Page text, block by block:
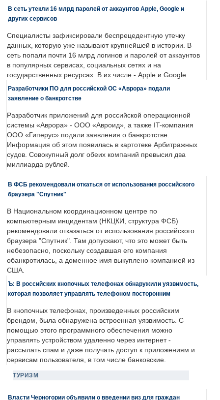
В сеть утекли 16 млрд паролей от аккаунтов Apple, Google и
других сервисов
Специалисты зафиксировали беспрецедентную утечку
данных, которую уже называют крупнейшей в истории. В
сеть попали почти 16 млрд логинов и паролей от аккаунтов
в популярных сервисах, социальных сетях и на
государственных ресурсах. В их числе - Apple и Google.
Разработчики ПО для российской ОС «Аврора» подали
заявление о банкротстве
Разработчик приложений для российской операционной
системы «Аврора» - ООО «Авроид», а также IT-компания
ООО «Гиперус» подали заявления о банкротстве.
Информация об этом появилась в картотеке Арбитражных
судов. Совокупный долг обеих компаний превысил два
миллиарда рублей.
В ФСБ рекомендовали откаться от использования российского
браузера "Спутник"
В Национальном координационном центре по
компьютерным инцидентам (НКЦКИ, структура ФСБ)
рекомендовали отказаться от использования российского
браузера "Спутник". Там допускают, что это может быть
небезопасно, поскольку создавшая его компания
обанкротилась, а доменное имя выкуплено компанией из
США.
Ъ: В российских кнопочных телефонах обнаружили уязвимость,
которая позволяет управлять телефоном посторонним
В кнопочных телефонах, произведенных российским
брендом, была обнаружена встроенная уязвимость. С
помощью этого программного обеспечения можно
управлять устройством удаленно через интернет -
рассылать спам и даже получать доступ к приложениям и
сервисам пользователя, в том числе банковские.
ТУРИЗМ
Власти Черногории объявили о введении виз для граждан